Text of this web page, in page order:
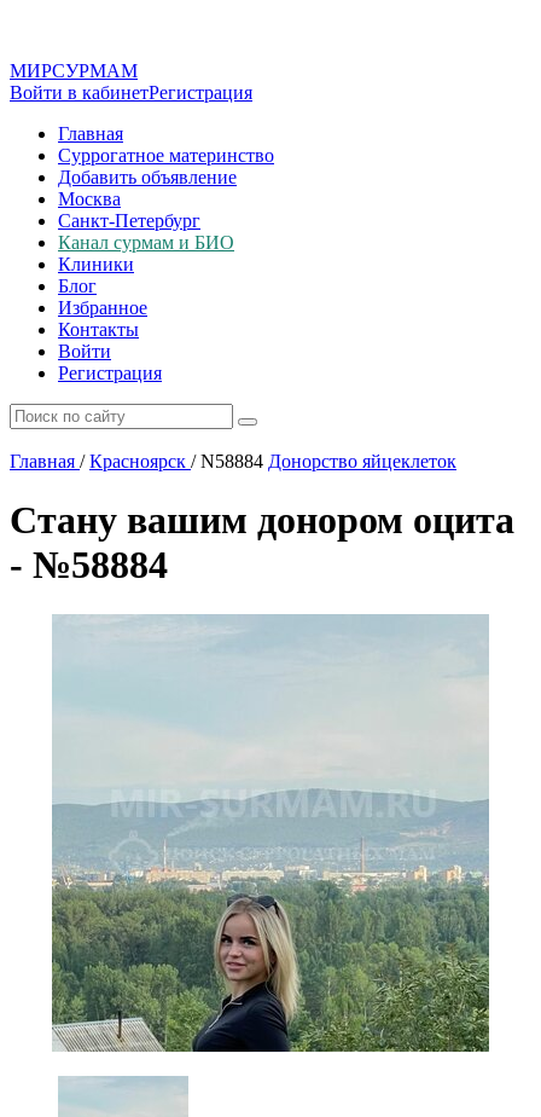
МИРСУРМАМ
Войти в кабинетРегистрация
Главная
Суррогатное материнство
Добавить объявление
Москва
Санкт-Петербург
Канал сурмам и БИО
Клиники
Блог
Избранное
Контакты
Войти
Регистрация
Главная / Красноярск /N58884 Донорство яйцеклеток
Стану вашим донором оцита
- №58884